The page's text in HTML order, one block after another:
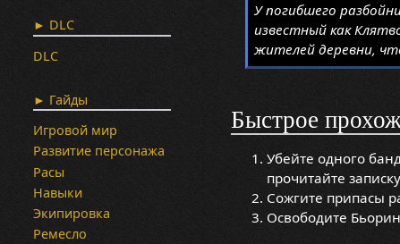
У погибшего
известный как
жителей деревни,
Быстрое
Убейте одного
прочитайте
Сожгите припасы
Освободите
► DLC
DLC
► Гайды
Игровой мир
Развитие персонажа
Расы
Навыки
Экипировка
Ремесло